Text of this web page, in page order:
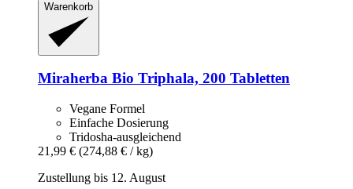
Warenkorb
Miraherba Bio Triphala, 200 Tabletten
Vegane Formel
Einfache Dosierung
Tridosha-ausgleichend
21,99 € (274,88 € / kg)
Zustellung bis 12. August